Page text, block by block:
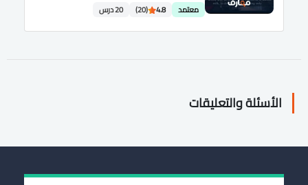
معتمد 4.8
(20) 20 درس
الأسئلة والتعليقات